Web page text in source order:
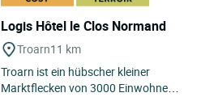
Logis Hôtel le Clos Normand
Troarn11 km
Troarn ist ein hübscher kleiner
Marktflecken von 3000 Einwohnern